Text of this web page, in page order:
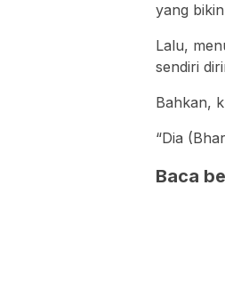
yang
Lalu,
sendiri
Bahkan,
“Dia
Baca